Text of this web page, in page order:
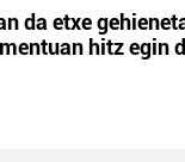
da etxe
hitz egin